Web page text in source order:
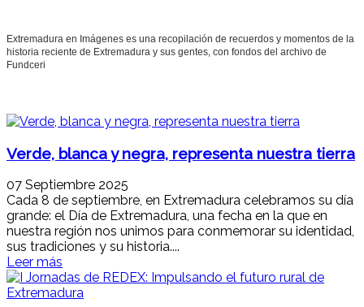
Extremadura en Imágenes es una recopilación de recuerdos y momentos de la
historia reciente de Extremadura y sus gentes, con fondos del archivo de
Fundceri
Verde, blanca y negra, representa nuestra tierra
07 Septiembre 2025
Cada 8 de septiembre, en Extremadura celebramos su día
grande: el Día de Extremadura, una fecha en la que en
nuestra región nos unimos para conmemorar su identidad,
sus tradiciones y su historia....
Leer más